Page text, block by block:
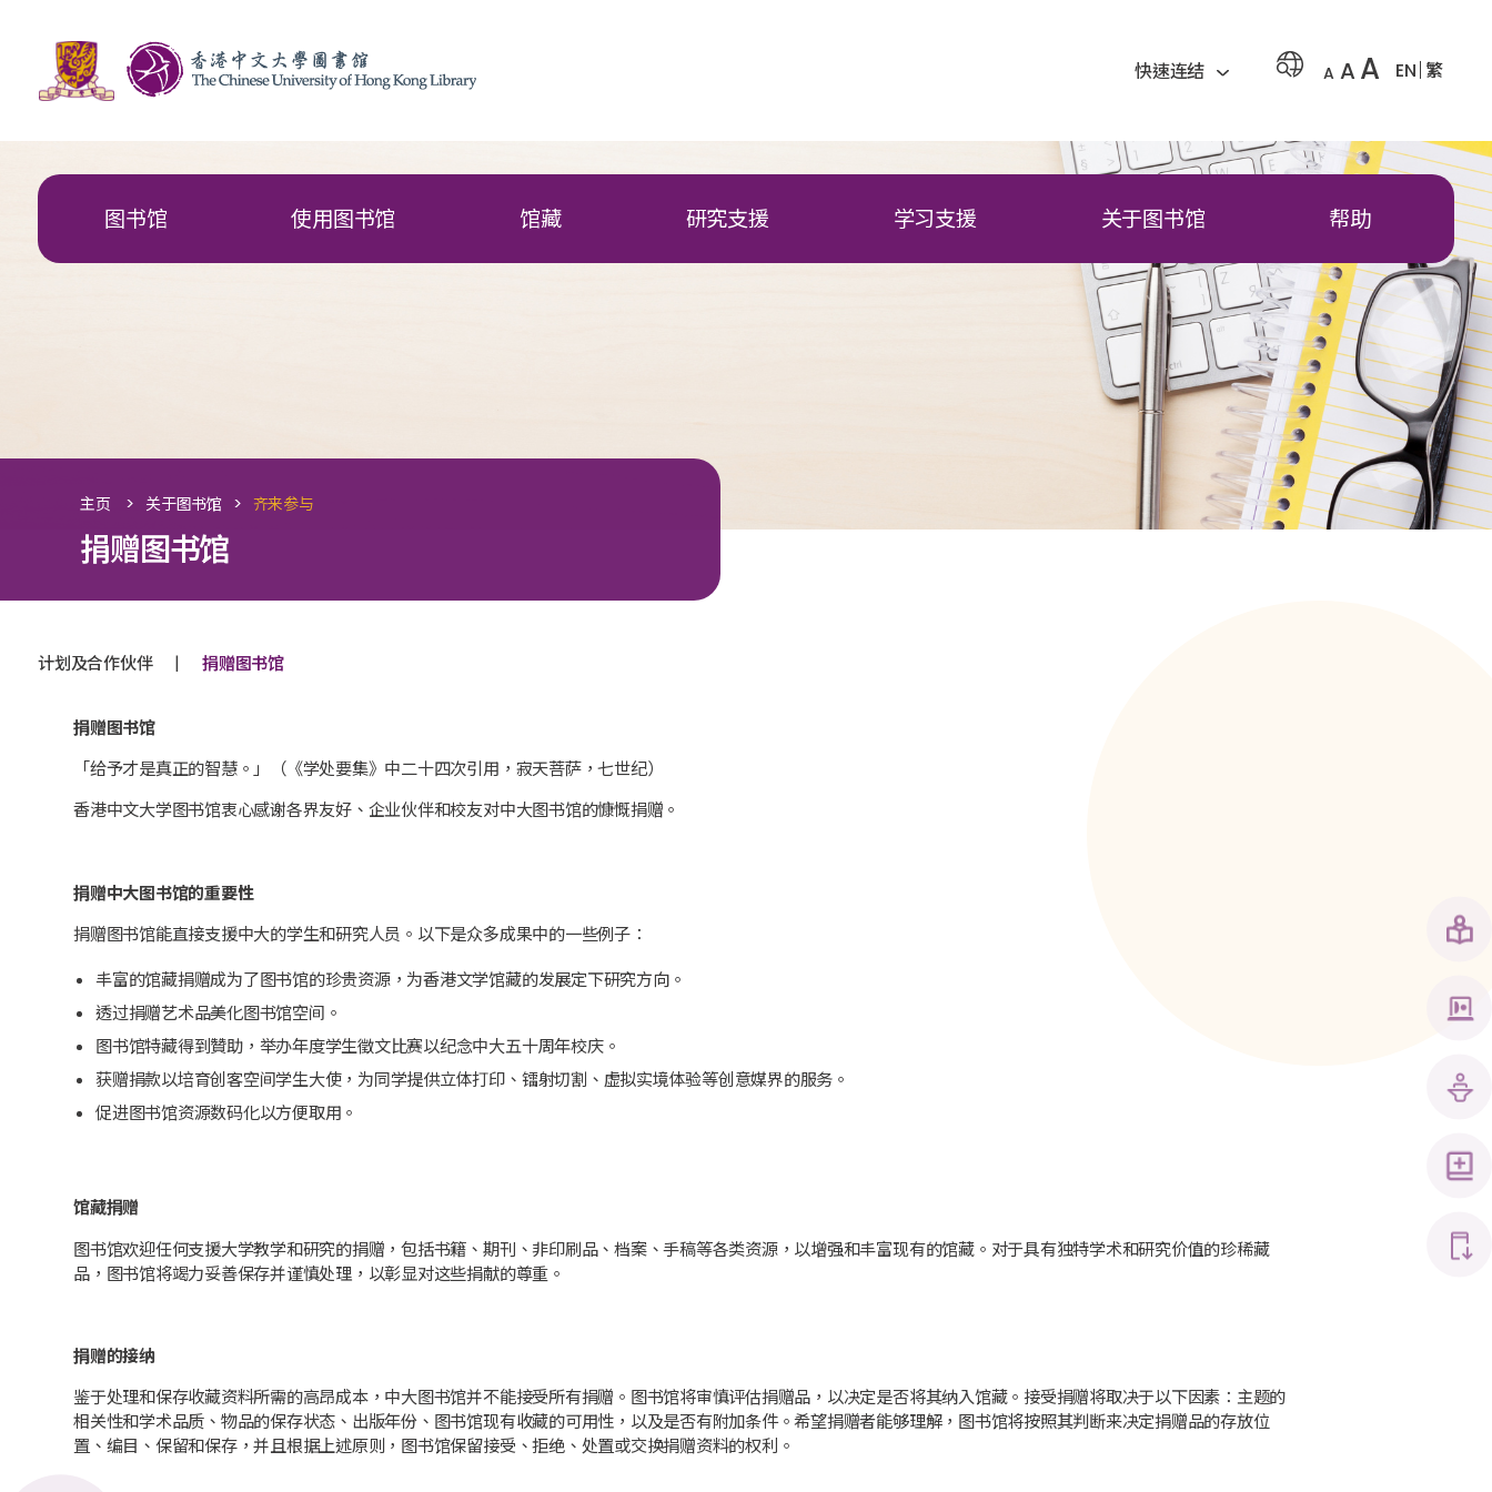
快速连结 A A A EN 繁
图书馆 使用图书馆 馆藏 研究支援 学习支援 关于图书馆 帮助
主页 > 关于图书馆 > 齐来参与
捐赠图书馆
计划及合作伙伴 | 捐赠图书馆
捐赠图书馆
「给予才是真正的智慧。」（《学处要集》中二十四次引用，寂天菩萨，七世纪）
香港中文大学图书馆衷心感谢各界友好、企业伙伴和校友对中大图书馆的慷慨捐赠。
捐赠中大图书馆的重要性
捐赠图书馆能直接支援中大的学生和研究人员。以下是众多成果中的一些例子：
丰富的馆藏捐赠成为了图书馆的珍贵资源，为香港文学馆藏的发展定下研究方向。
透过捐赠艺术品美化图书馆空间。
图书馆特藏得到贊助，举办年度学生徵文比赛以纪念中大五十周年校庆。
获赠捐款以培育创客空间学生大使，为同学提供立体打印、镭射切割、虚拟实境体验等创意媒界的服务。
促进图书馆资源数码化以方便取用。
馆藏捐赠
图书馆欢迎任何支援大学教学和研究的捐赠，包括书籍、期刊、非印刷品、档案、手稿等各类资源，以增强和丰富现有的馆藏。对于具有独特学术和研究价值的珍稀藏
品，图书馆将竭力妥善保存并谨慎处理，以彰显对这些捐献的尊重。
捐赠的接纳
鉴于处理和保存收藏资料所需的高昂成本，中大图书馆并不能接受所有捐赠。图书馆将审慎评估捐赠品，以决定是否将其纳入馆藏。接受捐赠将取决于以下因素：主题的
相关性和学术品质、物品的保存状态、出版年份、图书馆现有收藏的可用性，以及是否有附加条件。希望捐赠者能够理解，图书馆将按照其判断来决定捐赠品的存放位
置、编目、保留和保存，并且根据上述原则，图书馆保留接受、拒绝、处置或交换捐赠资料的权利。